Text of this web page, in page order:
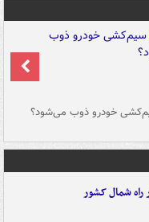
خودرو ذوب می‌شود؟
راه شمال کشور